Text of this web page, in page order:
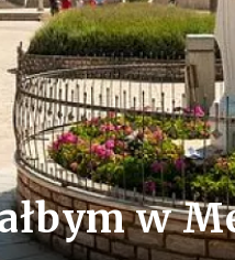
w